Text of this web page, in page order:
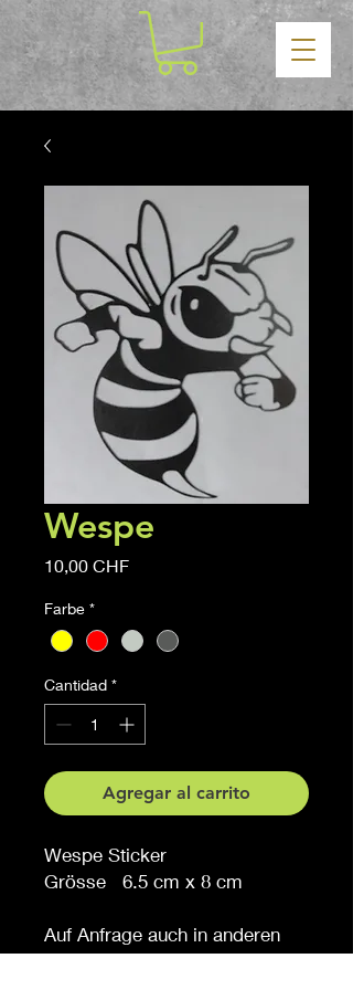
Wespe
10,00 CHFPrecio
Farbe *
Cantidad *
Agregar al carrito
Wespe Sticker
Grösse 6.5 cm x 8 cm
Auf Anfrage auch in anderen
Grössen erhältlich